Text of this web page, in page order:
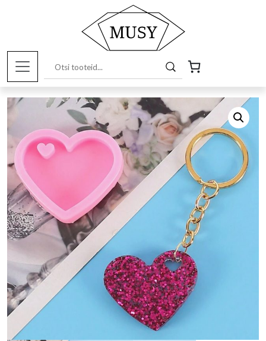
Kunstitarbed e-
Silikoonvormid / Silikoonvorm 5cm süda auguga